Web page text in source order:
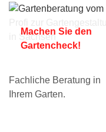
Machen Sie den
Gartencheck!
Fachliche Beratung in
Ihrem Garten.